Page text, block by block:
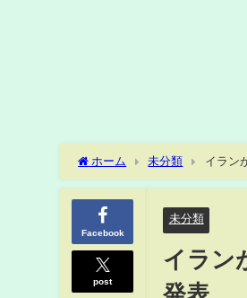
ホーム 未分類 イラン
Facebook
post
未分類
イラン
発表